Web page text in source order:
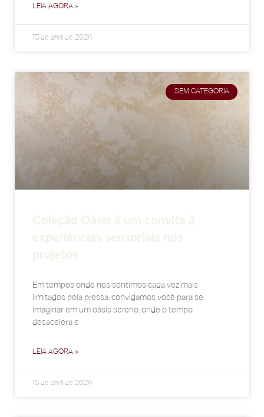
LEIA AGORA »
15 de abril de 2026
SEM CATEGORIA
Coleção Oásis é um convite à
experiências sensoriais nos
projetos
Em tempos onde nos sentimos cada vez mais
limitados pela pressa, convidamos você para se
imaginar em um oásis sereno, onde o tempo
desacelera e
LEIA AGORA »
15 de abril de 2026